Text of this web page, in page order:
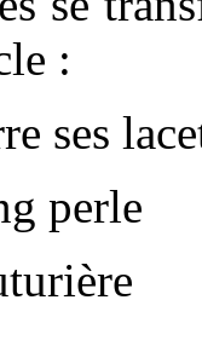
:
ses
perle